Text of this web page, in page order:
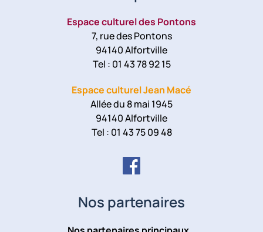
Espace culturel des Pontons
7, rue des Pontons
94140 Alfortville
Tel : 01 43 78 92 15
Espace culturel Jean Macé
Allée du 8 mai 1945
94140 Alfortville
Tel : 01 43 75 09 48
Nos partenaires